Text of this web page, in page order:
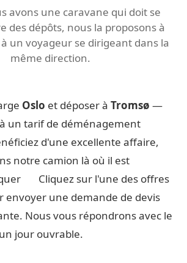
avons une caravane qui doit se
des dépôts, nous la proposons à
un voyageur se dirigeant dans la
même direction.
Oslo et déposer à Tromsø —
un tarif de déménagement
d'une excellente affaire,
notre camion là où il est
Cliquez sur l'une des offres
envoyer une demande de devis
Nous vous répondrons avec le
jour ouvrable.